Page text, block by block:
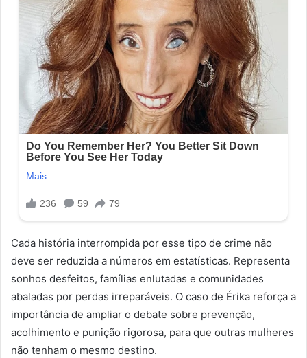
Cada história interrompida por esse tipo de crime não
deve ser reduzida a números em estatísticas. Representa
sonhos desfeitos, famílias enlutadas e comunidades
abaladas por perdas irreparáveis. O caso de Érika reforça a
importância de ampliar o debate sobre prevenção,
acolhimento e punição rigorosa, para que outras mulheres
não tenham o mesmo destino.